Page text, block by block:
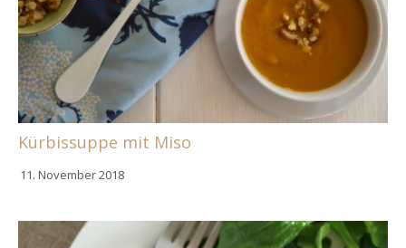
Kürbissuppe mit Miso
11. November 2018